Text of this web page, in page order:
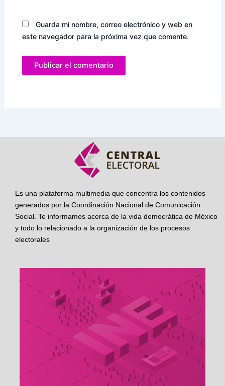
Guarda mi nombre, correo electrónico y web en
este navegador para la próxima vez que comente.
Es una plataforma multimedia que concentra los contenidos
generados por la Coordinación Nacional de Comunicación
Social. Te informamos acerca de la vida democrática de México
y todo lo relacionado a la organización de los procesos
electorales